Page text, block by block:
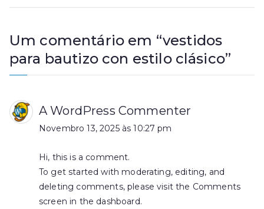
Um comentário em “vestidos
para bautizo con estilo clásico”
A WordPress Commenter
Novembro 13, 2025 às 10:27 pm
Hi, this is a comment.
To get started with moderating, editing, and
deleting comments, please visit the Comments
screen in the dashboard.